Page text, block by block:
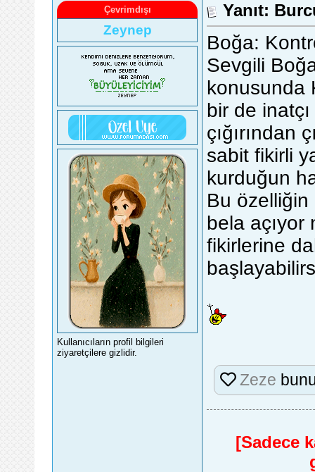
Çevrimdışı
Zeynep
Kullanıcıların profil bilgileri
ziyaretçilere gizlidir.
Yanıt:
Boğa:
Sevgili
konusunda
bir de
çığırından
sabit fikirli
kurduğun
Bu özelliğin
bela açıyor
fikirlerine
Zeze
[Sadece